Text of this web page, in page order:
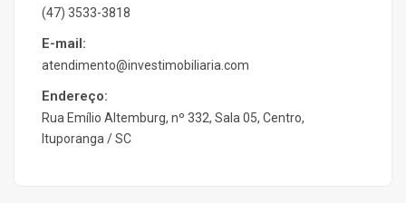
(47) 3533-3818
E-mail:
atendimento@investimobiliaria.com
Endereço:
Rua Emílio Altemburg, nº 332, Sala 05, Centro,
Ituporanga / SC